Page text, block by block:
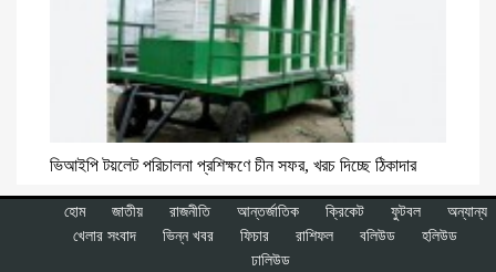
ভিআইপি টয়লেট পরিচালনা প্রশিক্ষণে চীন সফর, খরচ দিচ্ছে ঠিকাদার
হোম জাতীয় রাজনীতি আন্তর্জাতিক ক্রিকেট ফুটবল
অন্যান্য
খেলার সংবাদ
ভিন্ন খবর ফিচার রাশিফল বলিউড
হলিউড
ঢালিউড